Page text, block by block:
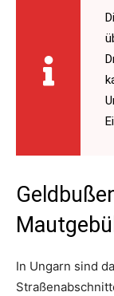
In Ungarn sind